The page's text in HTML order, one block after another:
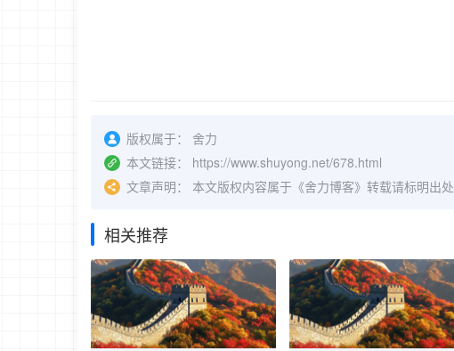
版权属于：
舍力
本文链接：
https://www.shuyong.net/678.html
文章声明：
本文版权内容属于《舍力博客》转载请标明出处
相关推荐